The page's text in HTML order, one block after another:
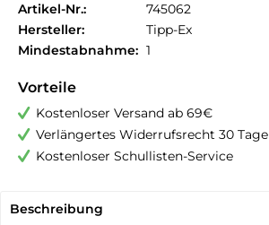
Artikel-Nr.:
745062
Hersteller:
Tipp-Ex
Mindestabnahme: 1
Vorteile
Kostenloser Versand ab 69€
Verlängertes Widerrufsrecht 30 Tage
Kostenloser Schullisten-Service
Beschreibung